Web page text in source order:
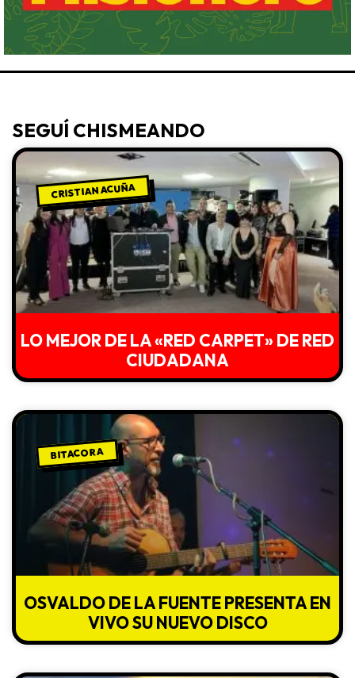
SEGUÍ CHISMEANDO
CRISTIAN ACUÑA
LO MEJOR DE LA «RED CARPET» DE RED
CIUDADANA
BITACORA
OSVALDO DE LA FUENTE PRESENTA EN
VIVO SU NUEVO DISCO